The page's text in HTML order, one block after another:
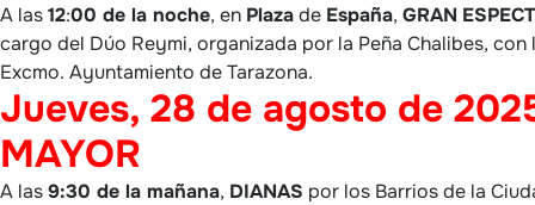
A las12:00 de la noche, en Plazade España, GRAN
cargo del Dúo Reymi, organizada por la Peña Chalibes,
Excmo. Ayuntamiento de Tarazona.
Jueves, 28 de agosto de
MAYOR
A las9:30 de la mañana, DIANAS por los Barrios de la